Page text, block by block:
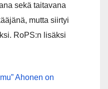
sekä taitavana
mutta siirtyi
RoPS:n lisäksi
Ahonen on